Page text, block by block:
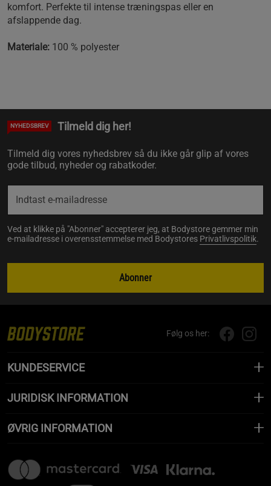
komfort. Perfekte til intense træningspas eller en
afslappende dag.
Materiale: 100 % polyester
NYHEDSBREV Tilmeld dig her!
Tilmeld dig vores nyhedsbrev så du ikke går glip af vores
gode tilbud, nyheder og rabatkoder.
Ved at klikke på "Abonner" accepterer jeg, at Bodystore gemmer min
e-mailadresse i overensstemmelse med Bodystores Privatlivspolitik.
Abonner
Følg os her:
KUNDESERVICE
JURIDISK INFORMATION
ØVRIG INFORMATION